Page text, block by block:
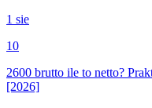
1 sie
10
2600 brutto ile to netto?
[2026]